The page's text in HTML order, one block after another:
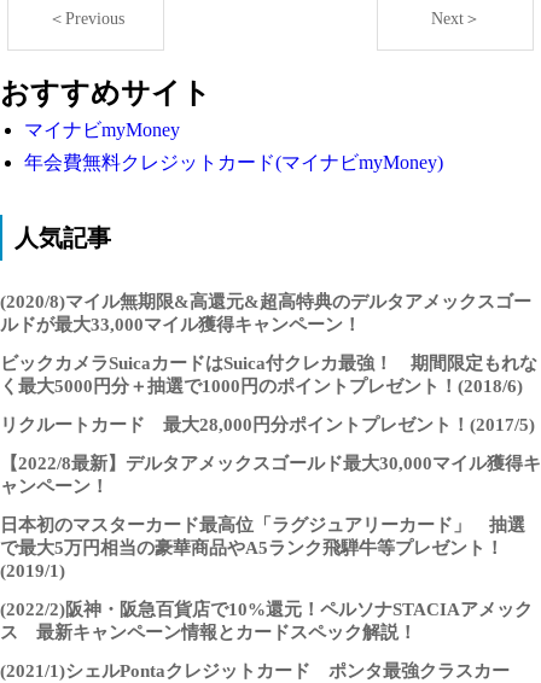
＜Previous Next＞
おすすめサイト
マイナビmyMoney
年会費無料クレジットカード(マイナビmyMoney)
人気記事
(2020/8)マイル無期限&高還元&超高特典のデルタアメックスゴー
ルドが最大33,000マイル獲得キャンペーン！
ビックカメラSuicaカードはSuica付クレカ最強！ 期間限定もれな
く最大5000円分＋抽選で1000円のポイントプレゼント！(2018/6)
リクルートカード 最大28,000円分ポイントプレゼント！(2017/5)
【2022/8最新】デルタアメックスゴールド最大30,000マイル獲得キ
ャンペーン！
日本初のマスターカード最高位「ラグジュアリーカード」 抽選
で最大5万円相当の豪華商品やA5ランク飛騨牛等プレゼント！
(2019/1)
(2022/2)阪神・阪急百貨店で10%還元！ペルソナSTACIAアメック
ス 最新キャンペーン情報とカードスペック解説！
(2021/1)シェルPontaクレジットカード ポンタ最強クラスカー